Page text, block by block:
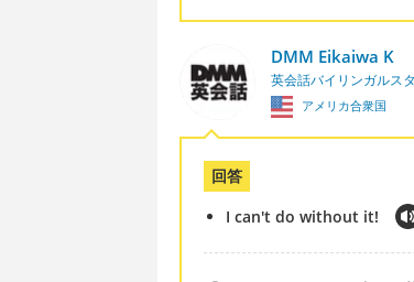
DMM Eikaiwa K
英会話バイリンガルス
アメリカ合衆国
回答
I can't do without it!